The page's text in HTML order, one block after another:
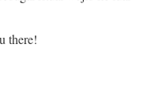
there!